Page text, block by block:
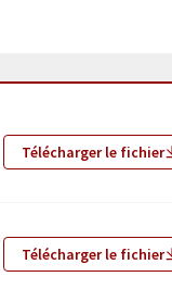
Télécharger le fichier
Télécharger le fichier